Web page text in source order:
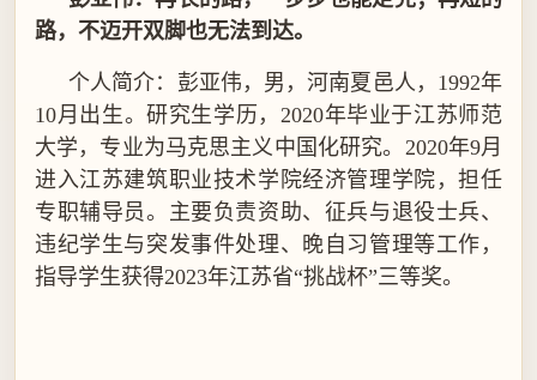
路，不迈开双脚也无法到达。
个人简介：彭亚伟，男，河南夏邑人， 1992年
10月出生。研究生学历， 2020年毕业于江苏师范
大学，专业为马克思主义中国化研究。 2020年9月
进入江苏建筑职业技术学院经济管理学院，担任
专职辅导员。主要负责资助、征兵与退役士兵、
违纪学生与突发事件处理、晚自习管理等工作，
指导学生获得2023年江苏省“挑战杯”三等奖。